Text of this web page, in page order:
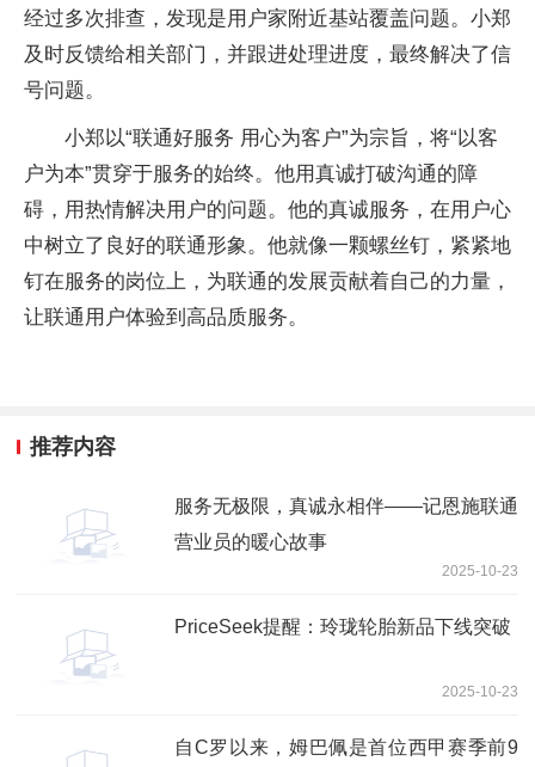
经过多次排查，发现是用户家附近基站覆盖问题。小郑
及时反馈给相关部门，并跟进处理进度，最终解决了信
号问题。
小郑以“联通好服务 用心为客户”为宗旨，将“以客
户为本”贯穿于服务的始终。他用真诚打破沟通的障
碍，用热情解决用户的问题。他的真诚服务，在用户心
中树立了良好的联通形象。他就像一颗螺丝钉，紧紧地
钉在服务的岗位上，为联通的发展贡献着自己的力量，
让联通用户体验到高品质服务。
推荐内容
服务无极限，真诚永相伴——记恩施联通
营业员的暖心故事
2025-10-23
PriceSeek提醒：玲珑轮胎新品下线突破
2025-10-23
自C罗以来，姆巴佩是首位西甲赛季前9